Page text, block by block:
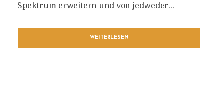
Spektrum erweitern und von jedweder...
WEITERLESEN